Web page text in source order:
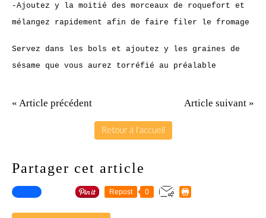
-Ajoutez y la moitié des morceaux de roquefort et
mélangez rapidement afin de faire filer le fromage
Servez dans les bols et ajoutez y les graines de
sésame que vous aurez torréfié au préalable
« Article précédent Article suivant »
Retour à l'accueil
Partager cet article
Repost 0